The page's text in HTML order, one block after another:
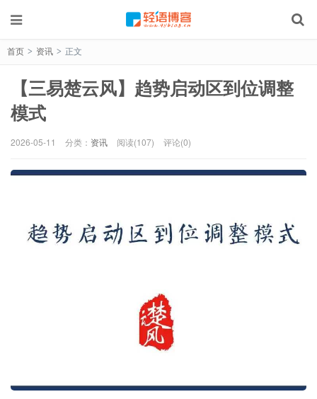
首页 > 资讯 > 正文
【三易楚云风】趋势启动区到位调整
模式
2026-05-11 分类： 资讯 阅读(107) 评论(0)